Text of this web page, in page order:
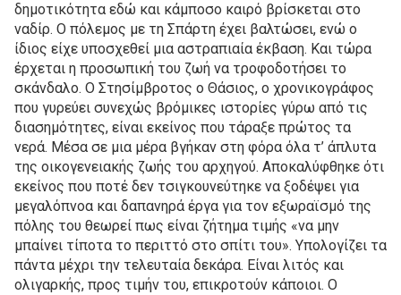
δημοτικότητα εδώ και κάμποσο καιρό βρίσκεται στο
ναδίρ. Ο πόλεμος με τη Σπάρτη έχει βαλτώσει, ενώ ο
ίδιος είχε υποσχεθεί μια αστραπιαία έκβαση. Και τώρα
έρχεται η προσωπική του ζωή να τροφοδοτήσει το
σκάνδαλο. Ο Στησίμβροτος ο Θάσιος, ο χρονικογράφος
που γυρεύει συνεχώς βρόμικες ιστορίες γύρω από τις
διασημότητες, είναι εκείνος που τάραξε πρώτος τα
νερά. Μέσα σε μια μέρα βγήκαν στη φόρα όλα τ’ άπλυτα
της οικογε­νειακής ζωής του αρχηγού. Αποκαλύφθηκε ότι
εκείνος που ποτέ δεν τσιγκουνεύτηκε να ξοδέψει για
μεγαλόπνοα και δαπανηρά έργα για τον εξωραϊσμό της
πόλης του θεωρεί πως είναι ζήτημα τιμής «να μην
μπαίνει τίποτα το περιττό στο σπίτι του». Υπολογίζει τα
πάντα μέχρι την τελευταία δεκάρα. Είναι λιτός και
ολιγαρκής, προς τιμήν του, επικροτούν κάποιοι. Ο